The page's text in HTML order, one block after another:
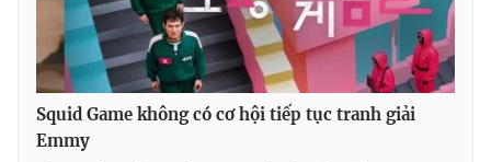
Squid Game không có cơ hội tiếp tục tranh giải
Emmy